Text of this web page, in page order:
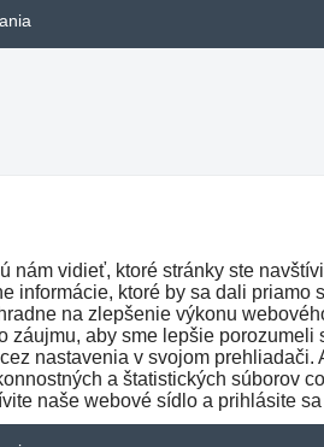
vidieť, ktoré stránky ste
informácie, ktoré by sa dali priamo
na zlepšenie výkonu
aby sme lepšie
nastavenia v svojom prehliadači.
a štatistických súborov
naše webové sídlo a prihlásite